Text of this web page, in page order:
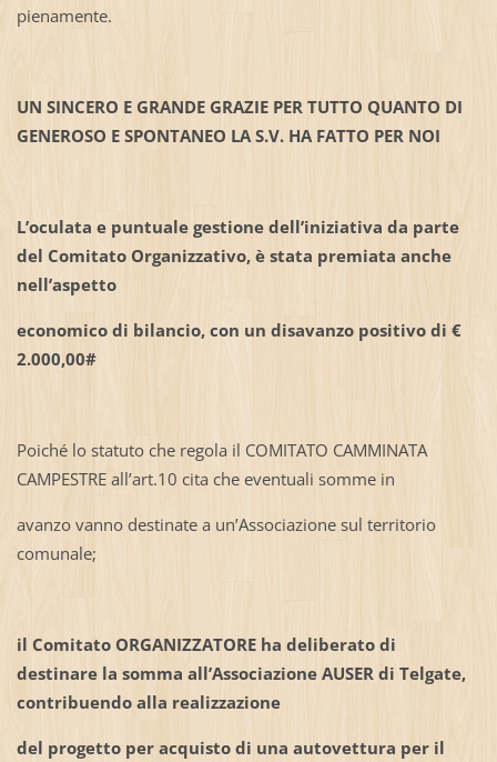
pienamente.
UN SINCERO E GRANDE GRAZIE PER TUTTO QUANTO DI
GENEROSO E SPONTANEO LA S.V. HA FATTO PER NOI
L’oculata e puntuale gestione dell’iniziativa da parte
del Comitato Organizzativo, è stata premiata anche
nell’aspetto
economico di bilancio, con un disavanzo positivo di €
2.000,00#
Poiché lo statuto che regola il COMITATO CAMMINATA
CAMPESTRE all’art.10 cita che eventuali somme in
avanzo vanno destinate a un’Associazione sul territorio
comunale;
il Comitato ORGANIZZATORE ha deliberato di
destinare la somma all’Associazione AUSER di Telgate,
contribuendo alla realizzazione
del progetto per acquisto di una autovettura per il